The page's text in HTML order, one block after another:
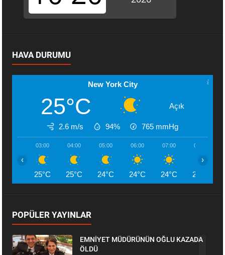
HAVA DURUMU
New York City
25°C Açık
2.6 m/s 94% 765 mmHg
03:00
25°C
04:00
25°C
05:00
24°C
06:00
24°C
07:00
24°C
08:00
26°C
‹ ›
POPÜLER YAYINLAR
EMNİYET MÜDÜRÜNÜN OĞLU KAZADA
ÖLDÜ